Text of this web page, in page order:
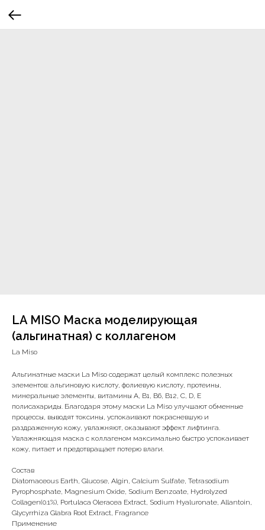
LA MISO Маска моделирующая
(альгинатная) с коллагеном
La Miso
Альгинатные маски La Miso содержат целый комплекс полезных
элементов: альгиновую кислоту, фолиевую кислоту, протеины,
минеральные элементы, витамины A, B1, B6, B12, C, D, E
полисахариды. Благодаря этому маски La Miso улучшают обменные
процессы, выводят токсины, успокаивают покрасневшую и
раздраженную кожу, увлажняют, оказывают эффект лифтинга.
Увлажняющая маска с коллагеном максимально быстро успокаивает
кожу, питает и предотвращает потерю влаги.
Состав
Diatomaceous Earth, Glucose, Algin, Calcium Sulfate, Tetrasodium
Pyrophosphate, Magnesium Oxide, Sodium Benzoate, Hydrolyzed
Collagen(0.1%), Portulaca Oleracea Extract, Sodium Hyaluronate, Allantoin,
Glycyrrhiza Glabra Root Extract, Fragrance
Применение